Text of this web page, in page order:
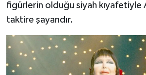
figürlerin olduğu siyah kıyafetiyle
taktire şayandır.